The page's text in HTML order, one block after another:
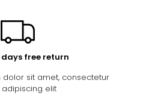
days free return
dolor sit amet, consectetur
adipiscing elit